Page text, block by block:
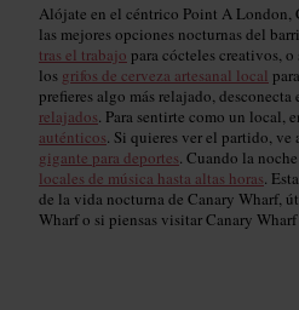
Alójate en el céntrico Point A London,
las mejores opciones nocturnas del
tras el trabajo para cócteles creativos, o
los grifos de cerveza artesanal local
prefieres algo más relajado, desconecta
relajados. Para sentirte como un local,
auténticos. Si quieres ver el partido, ve
gigante para deportes. Cuando la
locales de música hasta altas horas.
de la vida nocturna de Canary Wharf,
Wharf o si piensas visitar Canary